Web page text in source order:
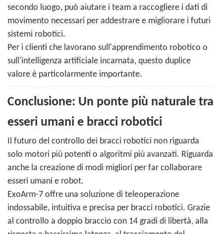
secondo luogo, può aiutare i team a raccogliere i dati di
movimento necessari per addestrare e migliorare i futuri
sistemi robotici.
Per i clienti che lavorano sull'apprendimento robotico o
sull'intelligenza artificiale incarnata, questo duplice
valore è particolarmente importante.
Conclusione: Un ponte più naturale tra
esseri umani e bracci robotici
Il futuro del controllo dei bracci robotici non riguarda
solo motori più potenti o algoritmi più avanzati. Riguarda
anche la creazione di modi migliori per far collaborare
esseri umani e robot.
ExoArm-7 offre una soluzione di teleoperazione
indossabile, intuitiva e precisa per bracci robotici. Grazie
al controllo a doppio braccio con 14 gradi di libertà, alla